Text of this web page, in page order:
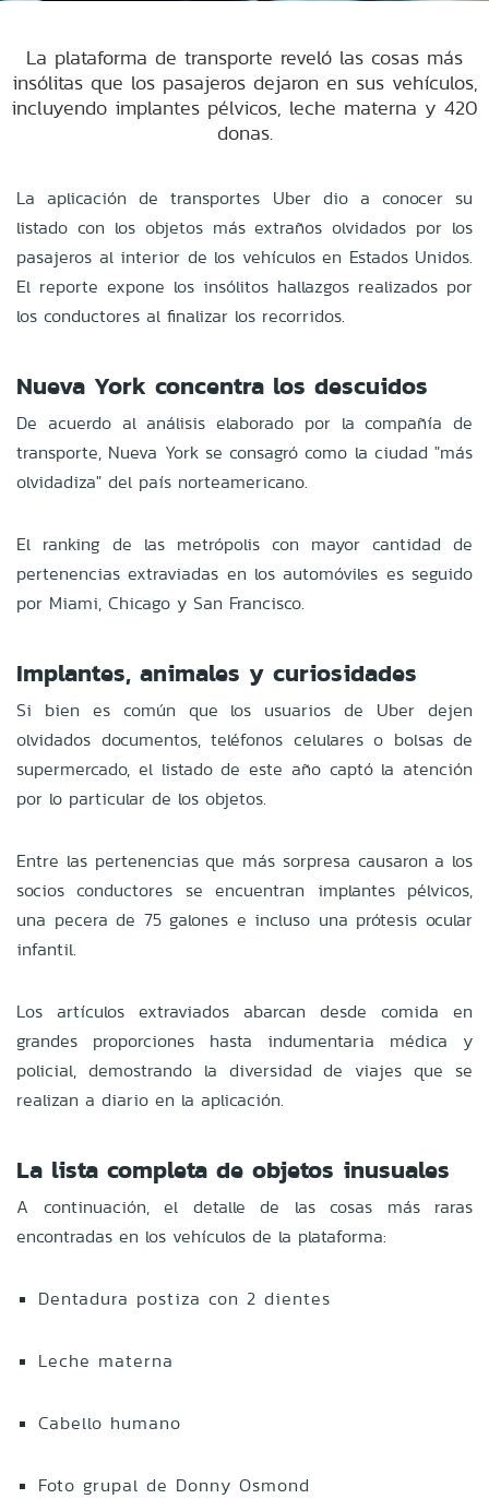
La plataforma de transporte reveló las cosas más
insólitas que los pasajeros dejaron en sus vehículos,
incluyendo implantes pélvicos, leche materna y 420
donas.
La aplicación de transportes Uber dio a conocer su
listado con los objetos más extraños olvidados por los
pasajeros al interior de los vehículos en Estados Unidos.
El reporte expone los insólitos hallazgos realizados por
los conductores al finalizar los recorridos.
Nueva York concentra los descuidos
De acuerdo al análisis elaborado por la compañía de
transporte, Nueva York se consagró como la ciudad "más
olvidadiza" del país norteamericano.
El ranking de las metrópolis con mayor cantidad de
pertenencias extraviadas en los automóviles es seguido
por Miami, Chicago y San Francisco.
Implantes, animales y curiosidades
Si bien es común que los usuarios de Uber dejen
olvidados documentos, teléfonos celulares o bolsas de
supermercado, el listado de este año captó la atención
por lo particular de los objetos.
Entre las pertenencias que más sorpresa causaron a los
socios conductores se encuentran implantes pélvicos,
una pecera de 75 galones e incluso una prótesis ocular
infantil.
Los artículos extraviados abarcan desde comida en
grandes proporciones hasta indumentaria médica y
policial, demostrando la diversidad de viajes que se
realizan a diario en la aplicación.
La lista completa de objetos inusuales
A continuación, el detalle de las cosas más raras
encontradas en los vehículos de la plataforma:
Dentadura postiza con 2 dientes
Leche materna
Cabello humano
Foto grupal de Donny Osmond